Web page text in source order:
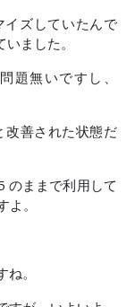
イズしていたんで
ました。
題無いですし、
改善された状態だ
のままで利用して
。
。